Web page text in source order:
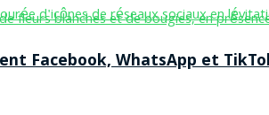
Facebook, WhatsApp et